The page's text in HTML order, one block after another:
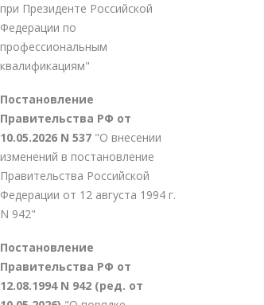
при Президенте Российской
Федерации по
профессиональным
квалификациям"
Постановление
Правительства РФ от
10.05.2026 N 537 "О внесении
изменений в постановление
Правительства Российской
Федерации от 12 августа 1994 г.
N 942"
Постановление
Правительства РФ от
12.08.1994 N 942 (ред. от